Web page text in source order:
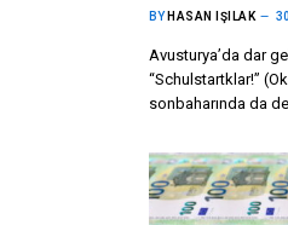
BY HASAN IŞILAK
Avusturya’da dar
“Schulstartklar!”
sonbaharında da